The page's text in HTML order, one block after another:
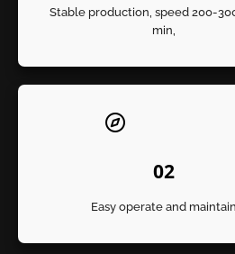
Stable production, speed 200-
min,
02
Easy operate and maintain